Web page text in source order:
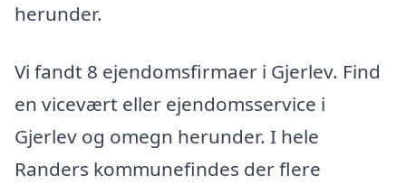
herunder.
Vi fandt 8 ejendomsfirmaer i Gjerlev. Find
en vicevært eller ejendomsservice i
Gjerlev og omegn herunder. I hele
Randers kommunefindes der flere